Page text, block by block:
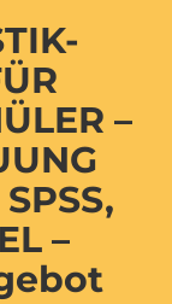
–
–